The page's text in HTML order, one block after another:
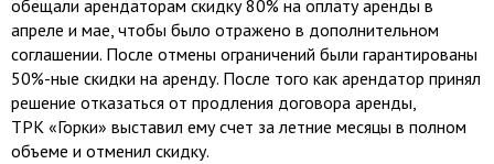
обещали арендаторам скидку 80% на оплату аренды в
апреле и мае, чтобы было отражено в дополнительном
соглашении. После отмены ограничений были гарантированы
50%-ные скидки на аренду. После того как арендатор принял
решение отказаться от продления договора аренды,
ТРК «Горки» выставил ему счет за летние месяцы в полном
объеме и отменил скидку.